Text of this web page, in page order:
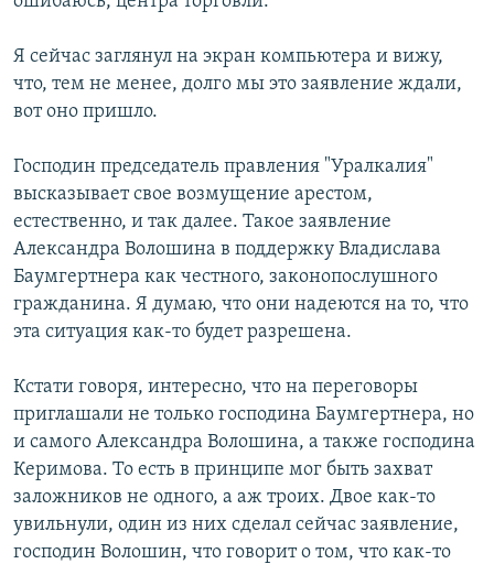
Я сейчас заглянул на экран компьютера и вижу,
что, тем не менее, долго мы это заявление ждали,
вот оно пришло.
Господин председатель правления "Уралкалия"
высказывает свое возмущение арестом,
естественно, и так далее. Такое заявление
Александра Волошина в поддержку Владислава
Баумгертнера как честного, законопослушного
гражданина. Я думаю, что они надеются на то, что
эта ситуация как-то будет разрешена.
Кстати говоря, интересно, что на переговоры
приглашали не только господина Баумгертнера, но
и самого Александра Волошина, а также господина
Керимова. То есть в принципе мог быть захват
заложников не одного, а аж троих. Двое как-то
увильнули, один из них сделал сейчас заявление,
господин Волошин, что говорит о том, что как-то